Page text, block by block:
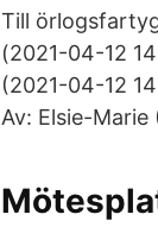
Till
(2021-04-12
(2021-04-12
Av: Elsie-